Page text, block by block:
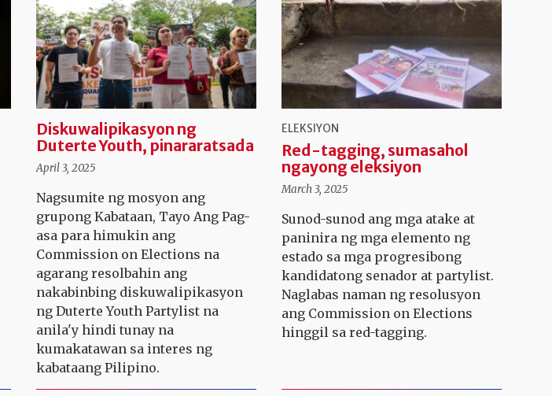
Diskuwalipikasyon ng
Duterte Youth, pinararatsada
April 3, 2025
Nagsumite ng mosyon ang
grupong Kabataan, Tayo Ang Pag-
asa para himukin ang
Commission on Elections na
agarang resolbahin ang
nakabinbing diskuwalipikasyon
ng Duterte Youth Partylist na
anila'y hindi tunay na
kumakatawan sa interes ng
kabataang Pilipino.
ELEKSIYON
Red-tagging, sumasahol
ngayong eleksiyon
March 3, 2025
Sunod-sunod ang mga atake at
paninira ng mga elemento ng
estado sa mga progresibong
kandidatong senador at partylist.
Naglabas naman ng resolusyon
ang Commission on Elections
hinggil sa red-tagging.